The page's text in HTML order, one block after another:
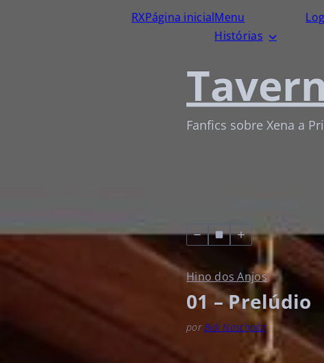
RXPágina inicialMenu
Histórias
Fanfics sobre Xena a
Hino dos Anjos
01 – Prelúdio
porBidi Naschpitz